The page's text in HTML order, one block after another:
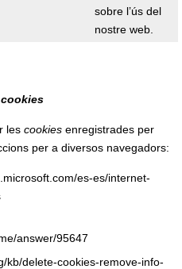
sobre l’ús del
nostre web.
cookies
les cookies enregistrades per
per a diversos navegadors:
es-es/internet-
answer/95647
kb/delete-cookies-remove-info-